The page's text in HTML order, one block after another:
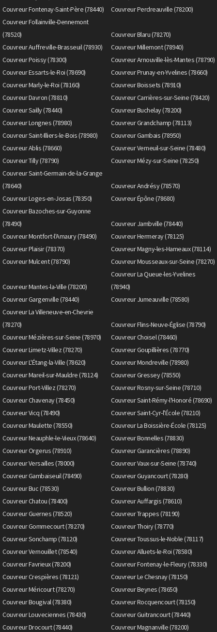
Couvreur Fontenay-Saint-Père (78440)
Couvreur Perdreauville (78200)
Couvreur Follainville-Dennemont
(78520)
Couvreur Blaru (78270)
Couvreur Auffreville-Brasseuil (78930)
Couvreur Millemont (78940)
Couvreur Poissy (78300)
Couvreur Arnouville-lès-Mantes (78790)
Couvreur Essarts-le-Roi (78690)
Couvreur Prunay-en-Yvelines (78660)
Couvreur Marly-le-Roi (78160)
Couvreur Boissets (78910)
Couvreur Davron (78810)
Couvreur Carrières-sur-Seine (78420)
Couvreur Sailly (78440)
Couvreur Buchelay (78200)
Couvreur Longnes (78980)
Couvreur Grandchamp (78113)
Couvreur Saint-Illiers-le-Bois (78980)
Couvreur Gambais (78950)
Couvreur Ablis (78660)
Couvreur Verneuil-sur-Seine (78480)
Couvreur Tilly (78790)
Couvreur Mézy-sur-Seine (78250)
Couvreur Saint-Germain-de-la-Grange
(78640)
Couvreur Andrésy (78570)
Couvreur Loges-en-Josas (78350)
Couvreur Épône (78680)
Couvreur Bazoches-sur-Guyonne
(78490)
Couvreur Jambville (78440)
Couvreur Montfort-l'Amaury (78490)
Couvreur Hermeray (78125)
Couvreur Plaisir (78370)
Couvreur Magny-les-Hameaux (78114)
Couvreur Mulcent (78790)
Couvreur Mousseaux-sur-Seine (78270)
Couvreur Mantes-la-Ville (78200)
Couvreur La Queue-les-Yvelines
(78940)
Couvreur Gargenville (78440)
Couvreur Jumeauville (78580)
Couvreur La Villeneuve-en-Chevrie
(78270)
Couvreur Flins-Neuve-Église (78790)
Couvreur Mézières-sur-Seine (78970)
Couvreur Choisel (78460)
Couvreur Limetz-Villez (78270)
Couvreur Goupillières (78770)
Couvreur L'Étang-la-Ville (78620)
Couvreur Mondreville (78980)
Couvreur Mareil-sur-Mauldre (78124)
Couvreur Gressey (78550)
Couvreur Port-Villez (78270)
Couvreur Rosny-sur-Seine (78710)
Couvreur Chavenay (78450)
Couvreur Saint-Rémy-l'Honoré (78690)
Couvreur Vicq (78490)
Couvreur Saint-Cyr-l'École (78210)
Couvreur Maulette (78550)
Couvreur La Boissière-École (78125)
Couvreur Neauphle-le-Vieux (78640)
Couvreur Bonnelles (78830)
Couvreur Orgerus (78910)
Couvreur Garancières (78890)
Couvreur Versailles (78000)
Couvreur Vaux-sur-Seine (78740)
Couvreur Gambaiseuil (78490)
Couvreur Guyancourt (78280)
Couvreur Buc (78530)
Couvreur Bullion (78830)
Couvreur Chatou (78400)
Couvreur Auffargis (78610)
Couvreur Guernes (78520)
Couvreur Trappes (78190)
Couvreur Gommecourt (78270)
Couvreur Thoiry (78770)
Couvreur Sonchamp (78120)
Couvreur Toussus-le-Noble (78117)
Couvreur Vernouillet (78540)
Couvreur Alluets-le-Roi (78580)
Couvreur Favrieux (78200)
Couvreur Fontenay-le-Fleury (78330)
Couvreur Crespières (78121)
Couvreur Le Chesnay (78150)
Couvreur Méricourt (78270)
Couvreur Beynes (78650)
Couvreur Bougival (78380)
Couvreur Rocquencourt (78150)
Couvreur Louveciennes (78430)
Couvreur Guitrancourt (78440)
Couvreur Drocourt (78440)
Couvreur Magnanville (78200)